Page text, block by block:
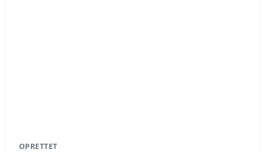
OPRETTET